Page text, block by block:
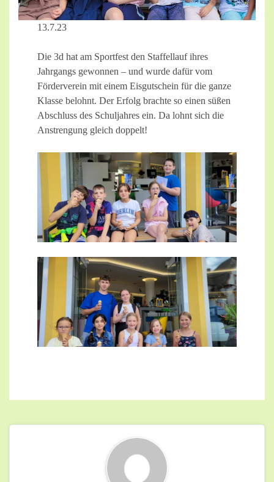
13.7.23
Die 3d hat am Sportfest den Staffellauf ihres
Jahrgangs gewonnen – und wurde dafür vom
Förderverein mit einem Eisgutschein für die ganze
Klasse belohnt. Der Erfolg brachte so einen süßen
Abschluss des Schuljahres ein. Da lohnt sich die
Anstrengung gleich doppelt!